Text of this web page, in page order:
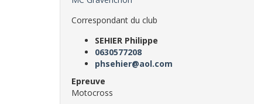
Correspondant du club
SEHIER Philippe
0630577208
phsehier@aol.com
Epreuve
Motocross